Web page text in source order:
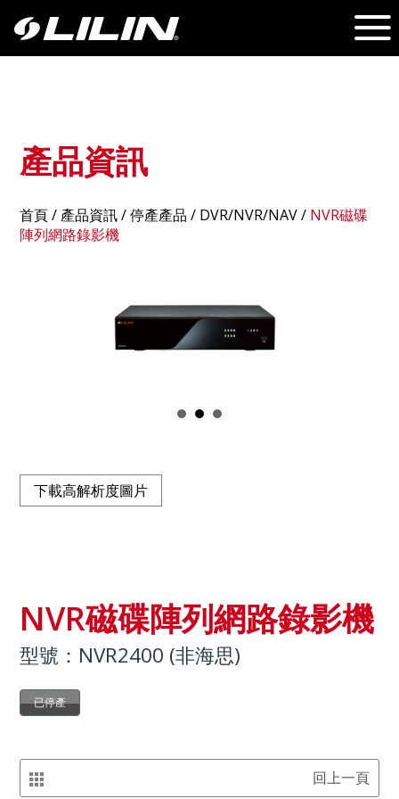
產品資訊
首頁/產品資訊/ 停產產品 / DVR/NVR/NAV/ NVR磁碟
陣列網路錄影機
下載高解析度圖片
NVR磁碟陣列網路錄影機
型號：NVR2400 (非海思)
已停產
回上一頁